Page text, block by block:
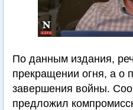
По данным издания,
прекращении огня, а о
завершения войны.
предложил